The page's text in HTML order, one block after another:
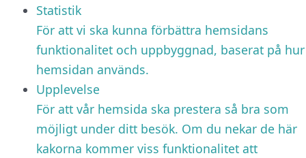
Statistik
För att vi ska kunna förbättra hemsidans
funktionalitet och uppbyggnad, baserat på hur
hemsidan används.
Upplevelse
För att vår hemsida ska prestera så bra som
möjligt under ditt besök. Om du nekar de här
kakorna kommer viss funktionalitet att